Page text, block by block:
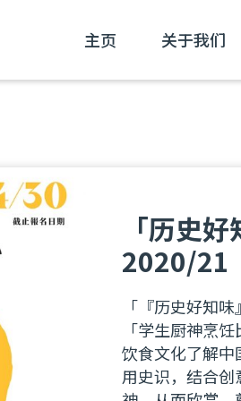
主页 关于我们
「历史
2020/21
「『历史好知
「学生厨神烹
饮食文化了解
用史识，结合